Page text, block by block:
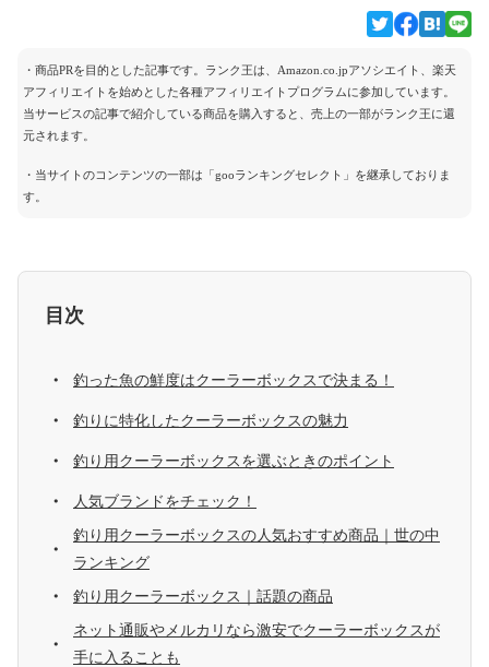
・商品PRを目的とした記事です。ランク王は、Amazon.co.jpアソシエイト、楽天
アフィリエイトを始めとした各種アフィリエイトプログラムに参加しています。
当サービスの記事で紹介している商品を購入すると、売上の一部がランク王に還
元されます。
・当サイトのコンテンツの一部は「gooランキングセレクト」を継承しておりま
す。
目次
釣った魚の鮮度はクーラーボックスで決まる！
釣りに特化したクーラーボックスの魅力
釣り用クーラーボックスを選ぶときのポイント
人気ブランドをチェック！
釣り用クーラーボックスの人気おすすめ商品｜世の中
ランキング
釣り用クーラーボックス｜話題の商品
ネット通販やメルカリなら激安でクーラーボックスが
手に入ることも